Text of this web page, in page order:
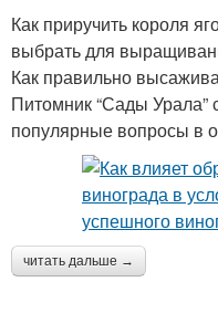
Как приручить короля
выбрать для
Как правильно
Питомник “Сады
популярные вопросы в
читать дальше →